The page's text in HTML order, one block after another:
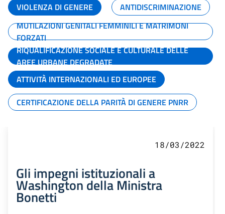
VIOLENZA DI GENERE
ANTIDISCRIMINAZIONE
MUTILAZIONI GENITALI FEMMINILI E MATRIMONI
FORZATI
RIQUALIFICAZIONE SOCIALE E CULTURALE DELLE
AREE URBANE DEGRADATE
ATTIVITÀ INTERNAZIONALI ED EUROPEE
CERTIFICAZIONE DELLA PARITÀ DI GENERE PNRR
18/03/2022
Gli impegni istituzionali a
Washington della Ministra
Bonetti